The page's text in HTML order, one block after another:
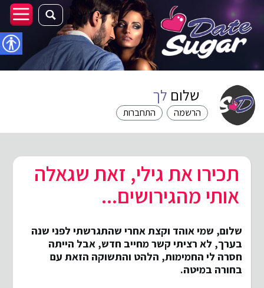
שלום לך
התחברות הרשמה
תכירו את גילי, זאת שגאלה
אותי מהגירושים...
שלום, שמי אוהד וקצת אחרי שהתגרשתי לפני שנה
בערך, לא רציתי קשר מחייב חדש, אבל הייתה
חסרה לי החמימות, הלהט והתשוקה הזאת עם
בחורה במיטה.